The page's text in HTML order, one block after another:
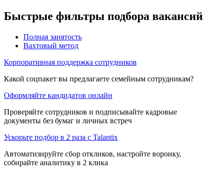
Быстрые фильтры подбора вакансий
Полная занятость
Вахтовый метод
Корпоративная поддержка сотрудников
Какой соцпакет вы предлагаете семейным сотрудникам?
Оформляйте кандидатов онлайн
Проверяйте сотрудников и подписывайте кадровые
документы без бумаг и личных встреч
Ускорьте подбор в 2 раза с Talantix
Автоматизируйте сбор откликов, настройте воронку,
собирайте аналитику в 2 клика